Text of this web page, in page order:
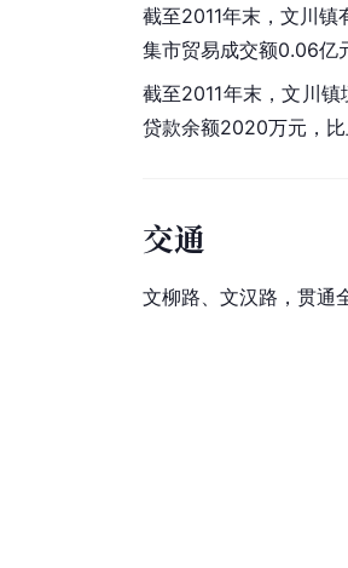
截至2011年末，文川镇
集市贸易成交额0.06亿
截至2011年末，文川
贷款余额2020万元，
交通
文柳路、文汉路，贯通